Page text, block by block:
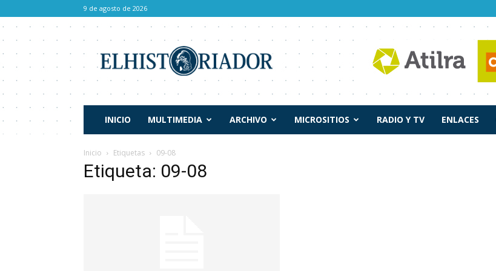
9 de agosto de 2026
Historiador
INICIO MULTIMEDIA ARCHIVO MICROSITIOS RADIO Y TV ENLACES
Inicio Etiquetas 09-08
Etiqueta: 09-08